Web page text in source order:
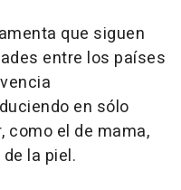
que siguen
entre los países
en sólo
como el de mama,
la piel.